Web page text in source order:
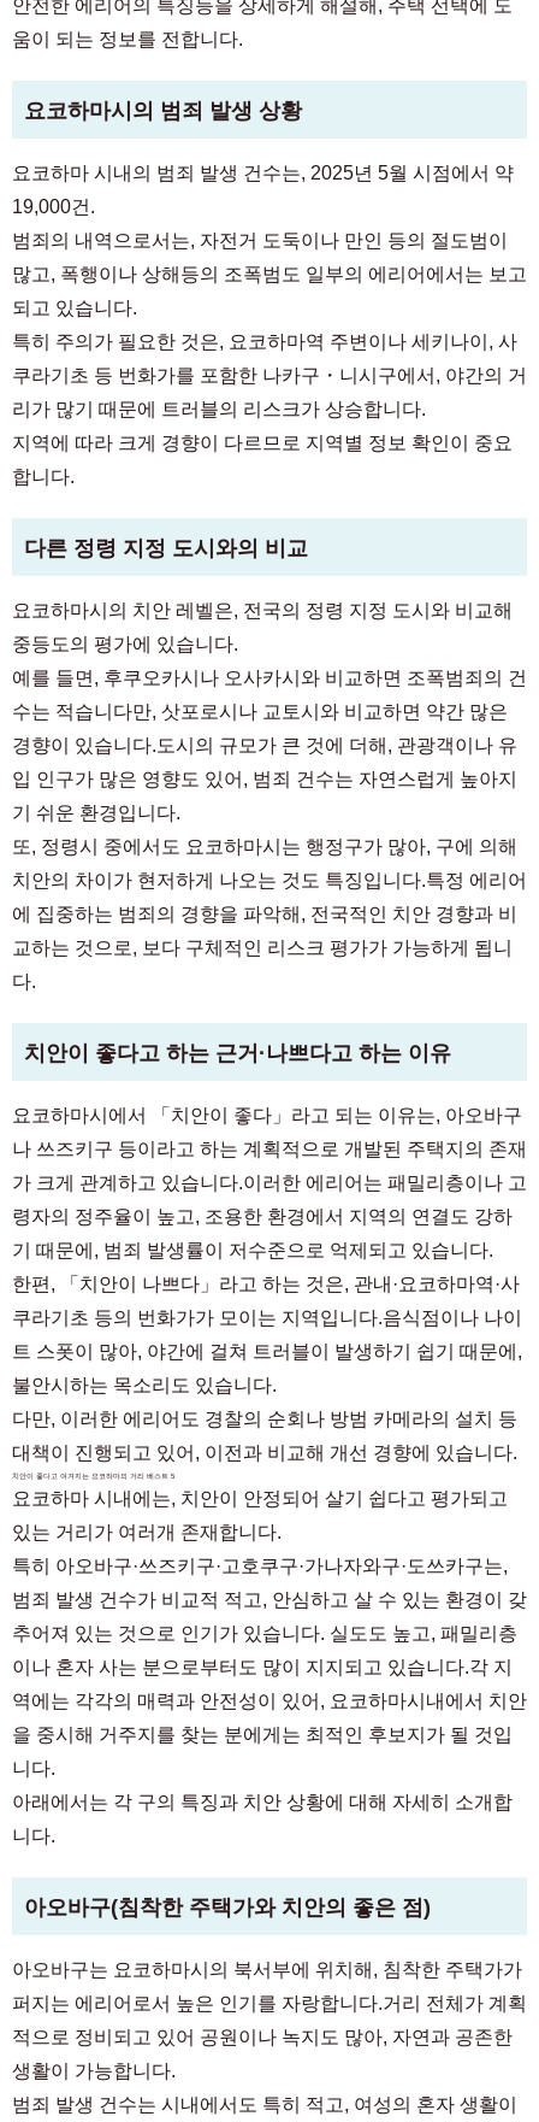
안전한 에리어의 특징등을 상세하게 해설해, 주택 선택에 도
움이 되는 정보를 전합니다.
요코하마시의 범죄 발생 상황
요코하마 시내의 범죄 발생 건수는, 2025년 5월 시점에서 약
19,000건.
범죄의 내역으로서는, 자전거 도둑이나 만인 등의 절도범이
많고, 폭행이나 상해등의 조폭범도 일부의 에리어에서는 보고
되고 있습니다.
특히 주의가 필요한 것은, 요코하마역 주변이나 세키나이, 사
쿠라기초 등 번화가를 포함한 나카구・니시구에서, 야간의 거
리가 많기 때문에 트러블의 리스크가 상승합니다.
지역에 따라 크게 경향이 다르므로 지역별 정보 확인이 중요
합니다.
다른 정령 지정 도시와의 비교
요코하마시의 치안 레벨은, 전국의 정령 지정 도시와 비교해
중등도의 평가에 있습니다.
예를 들면, 후쿠오카시나 오사카시와 비교하면 조폭범죄의 건
수는 적습니다만, 삿포로시나 교토시와 비교하면 약간 많은
경향이 있습니다.도시의 규모가 큰 것에 더해, 관광객이나 유
입 인구가 많은 영향도 있어, 범죄 건수는 자연스럽게 높아지
기 쉬운 환경입니다.
또, 정령시 중에서도 요코하마시는 행정구가 많아, 구에 의해
치안의 차이가 현저하게 나오는 것도 특징입니다.특정 에리어
에 집중하는 범죄의 경향을 파악해, 전국적인 치안 경향과 비
교하는 것으로, 보다 구체적인 리스크 평가가 가능하게 됩니
다.
치안이 좋다고 하는 근거·나쁘다고 하는 이유
요코하마시에서 「치안이 좋다」라고 되는 이유는, 아오바구
나 쓰즈키구 등이라고 하는 계획적으로 개발된 주택지의 존재
가 크게 관계하고 있습니다.이러한 에리어는 패밀리층이나 고
령자의 정주율이 높고, 조용한 환경에서 지역의 연결도 강하
기 때문에, 범죄 발생률이 저수준으로 억제되고 있습니다.
한편, 「치안이 나쁘다」라고 하는 것은, 관내·요코하마역·사
쿠라기초 등의 번화가가 모이는 지역입니다.음식점이나 나이
트 스폿이 많아, 야간에 걸쳐 트러블이 발생하기 쉽기 때문에,
불안시하는 목소리도 있습니다.
다만, 이러한 에리어도 경찰의 순회나 방범 카메라의 설치 등
대책이 진행되고 있어, 이전과 비교해 개선 경향에 있습니다.
치안이 좋다고 여겨지는 요코하마의 거리 베스트 5
요코하마 시내에는, 치안이 안정되어 살기 쉽다고 평가되고
있는 거리가 여러개 존재합니다.
특히 아오바구·쓰즈키구·고호쿠구·가나자와구·도쓰카구는,
범죄 발생 건수가 비교적 적고, 안심하고 살 수 있는 환경이 갖
추어져 있는 것으로 인기가 있습니다. 실도도 높고, 패밀리층
이나 혼자 사는 분으로부터도 많이 지지되고 있습니다.각 지
역에는 각각의 매력과 안전성이 있어, 요코하마시내에서 치안
을 중시해 거주지를 찾는 분에게는 최적인 후보지가 될 것입
니다.
아래에서는 각 구의 특징과 치안 상황에 대해 자세히 소개합
니다.
아오바구(침착한 주택가와 치안의 좋은 점)
아오바구는 요코하마시의 북서부에 위치해, 침착한 주택가가
퍼지는 에리어로서 높은 인기를 자랑합니다.거리 전체가 계획
적으로 정비되고 있어 공원이나 녹지도 많아, 자연과 공존한
생활이 가능합니다.
범죄 발생 건수는 시내에서도 특히 적고, 여성의 혼자 생활이